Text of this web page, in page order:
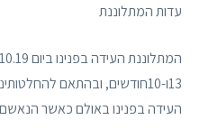
עדות המתלוננת
העידה בפנינו באולם כאשר